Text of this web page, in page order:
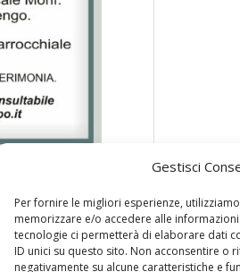
Gestisci
Per fornire le migliori esperienze,
memorizzare e/o accedere alle
tecnologie ci permetterà di elaborare dati
ID unici su questo sito. Non acconsentire o
negativamente su alcune caratteristiche e